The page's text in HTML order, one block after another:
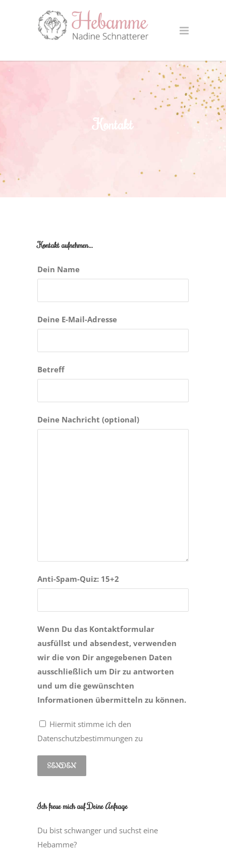
Kontakt
Kontakt aufnehmen…
Dein Name
Deine E-Mail-Adresse
Betreff
Deine Nachricht (optional)
Anti-Spam-Quiz: 15+2
Wenn Du das Kontaktformular
ausfüllst und absendest, verwenden
wir die von Dir angegebenen Daten
ausschließlich um Dir zu antworten
und um die gewünschten
Informationen übermitteln zu können.
Hiermit stimme ich den
Datenschutzbestimmungen zu
Ich freue mich auf Deine Anfrage
Du bist schwanger und suchst eine
Hebamme?